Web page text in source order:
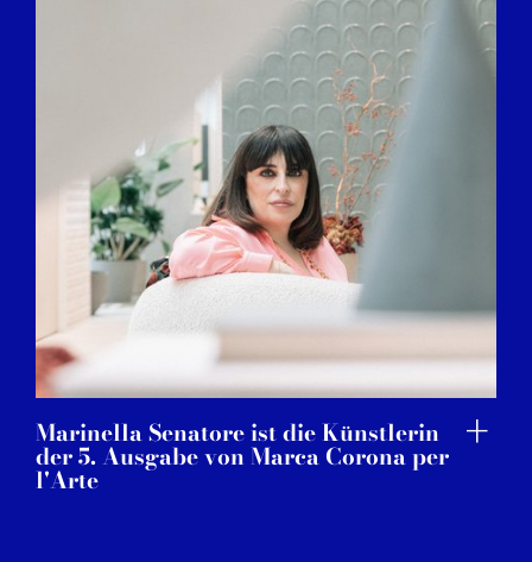
Marinella Senatore ist die Künstlerin
der 5. Ausgabe von Marca Corona per
l'Arte